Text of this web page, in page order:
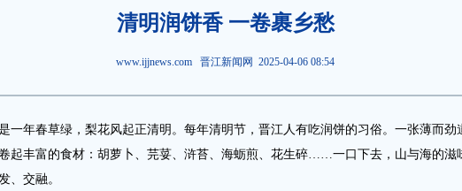
清明润饼香 一卷裹乡愁
www.ijjnews.com 晋江新闻网 2025-04-06 08:54
一年春草绿，梨花风起正清明。每年清明节，晋江人有吃润饼的习俗。一张薄而劲
起丰富的食材：胡萝卜、芫荽、浒苔、海蛎煎、花生碎……一口下去，山与海的滋
、交融。